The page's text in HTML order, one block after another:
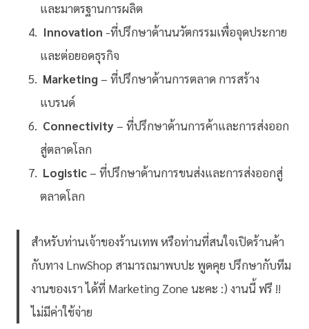
และมาตรฐานการผลิต
Innovation -ที่ปรึกษาด้านนวัตกรรมเพื่อจุดประกาย
และต่อยอดธุรกิจ
Marketing – ที่ปรึกษาด้านการตลาด การสร้าง
แบรนด์
Connectivity – ที่ปรึกษาด้านการค้าและการส่งออก
สู่ตลาดโลก
Logistic – ที่ปรึกษาด้านการขนส่งและการส่งออกสู่
ตลาดโลก
สำหรับท่านเจ้าของร้านเทพ หรือท่านที่สนใจเปิดร้านค้า
กับทาง LnwShop สามารถมาพบปะ พูดคุย ปรึกษากับทีม
งานของเรา ได้ที่ Marketing Zone นะคะ :) งานนี้ ฟรี !!
ไม่มีค่าใช้จ่าย